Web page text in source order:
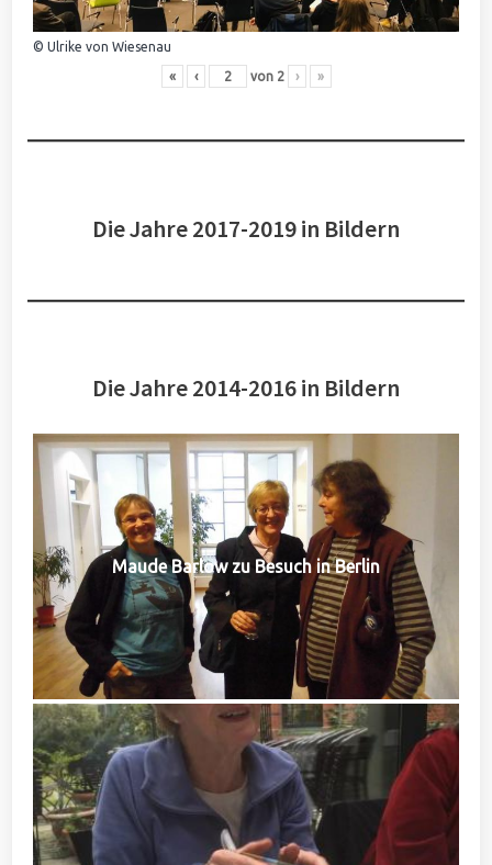
© Ulrike von Wiesenau
« ‹ von 2 › »
Die Jahre 2017-2019 in Bildern
Die Jahre 2014-2016 in Bildern
Maude Barlow zu Besuch in Berlin